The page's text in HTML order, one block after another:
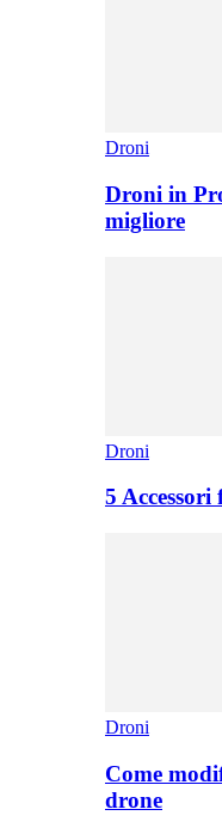
Droni
Droni in
migliore
Droni
5
Droni
Come
drone